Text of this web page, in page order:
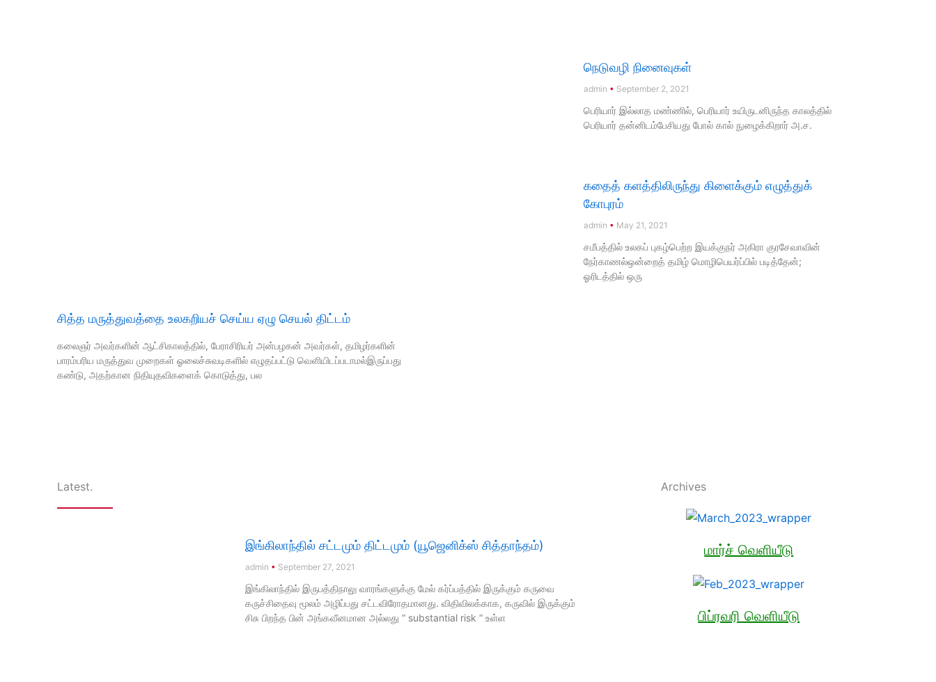
சித்த மருத்துவத்தை உலகறியச் செய்ய ஏழு செயல் திட்டம்
கலைஞர் அவர்களின் ஆட்சிகாலத்தில், பேராசிரியர் அன்பழகன் அவர்கள், தமிழர்களின்
பாரம்பரிய மருத்துவ முறைகள் ஓலைச்சுவடிகளில் எழுதப்பட்டு வெளியிடப்படாமல்இருப்பது
கண்டு, அதற்கான நிதியுதவிகளைக் கொடுத்து, பல
நெடுவழி நினைவுகள்
admin September 2, 2021
பெரியார் இல்லாத மண்ணில், பெரியார் உயிருடனிருந்த காலத்தில்
பெரியார் தன்னிடம்பேசியது போல் கால் நுழைக்கிறார் அ.ச.
கதைத் களத்திலிருந்து கிளைக்கும் எழுத்துக்
கோபுரம்
admin May 21, 2021
சமீபத்தில் உலகப் புகழ்பெற்ற இயக்குநர் அகிரா குரசேவாவின்
நேர்காணல்ஒன்றைத் தமிழ் மொழிபெயர்ப்பில் படித்தேன்;
ஓரிடத்தில் ஒரு
Latest.
இங்கிலாந்தில் சட்டமும் திட்டமும் (யூஜெனிக்ஸ் சித்தாந்தம்)
admin September 27, 2021
இங்கிலாந்தில் இருபத்திநாலு வாரங்களுக்கு மேல் கர்ப்பத்தில் இருக்கும் கருவை
கருச்சிதைவு மூலம் அழிப்பது சட்டவிரோதமானது. விதிவிலக்காக, கருவில் இருக்கும்
சிசு பிறந்த பின் அங்கவீனமான அல்லது “ substantial risk “ உள்ள
Archives
மார்ச் வெளியீடு
பிப்ரவரி வெளியீடு